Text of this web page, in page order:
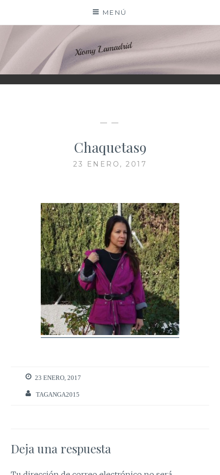
contenido
MENÚ
XIOMY LAMADRID
— —
Chaquetas9
23 ENERO, 2017
23 ENERO, 2017
TAGANGA2015
Deja una respuesta